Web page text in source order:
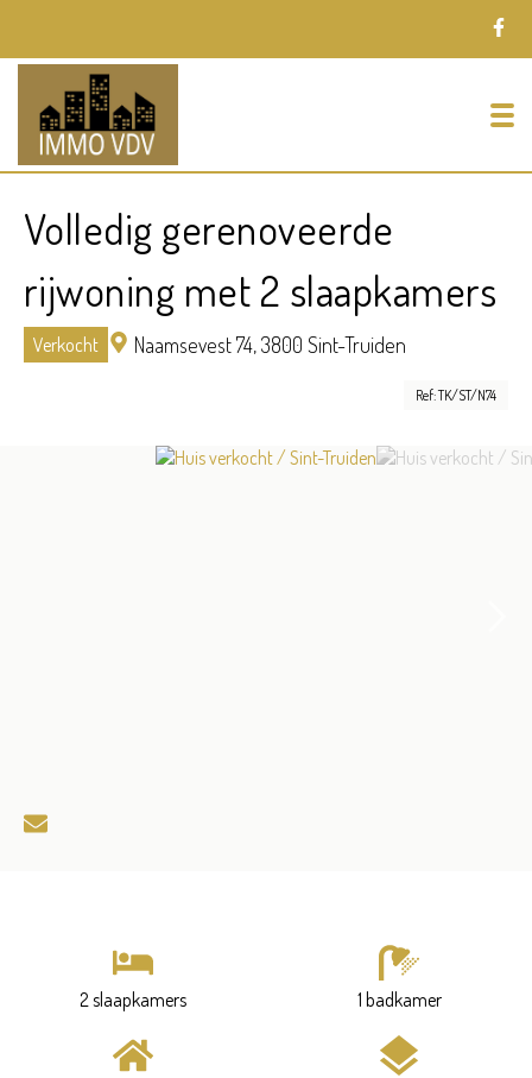
Volledig gerenoveerde
rijwoning met 2 slaapkamers
Verkocht Naamsevest 74,3800 Sint-Truiden
Ref: TK/ST/N74
2 slaapkamers 1 badkamer